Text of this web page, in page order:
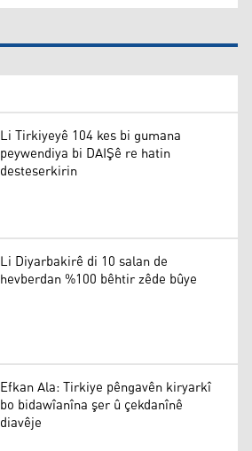
Li Tirkiyeyê 104 kes bi gumana
peywendiya bi DAIŞê re hatin
desteserkirin
Li Diyarbakirê di 10 salan de
hevberdan %100 bêhtir zêde bûye
Efkan Ala: Tirkiye pêngavên kiryarkî
bo bidawîanîna şer û çekdanînê
diavêje